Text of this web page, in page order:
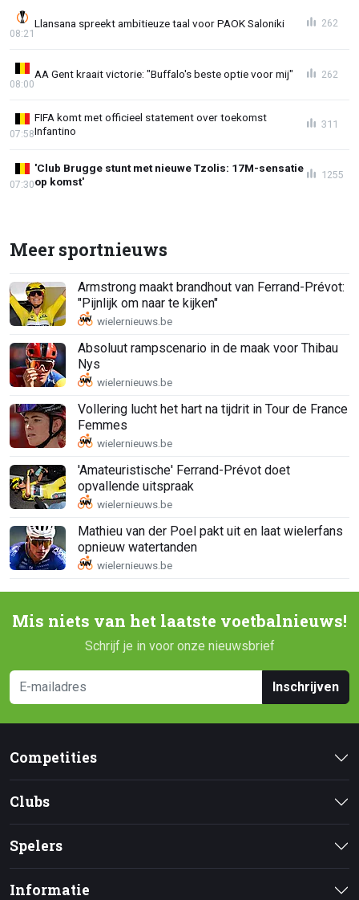
Llansana spreekt ambitieuze taal voor PAOK Saloniki
08:21
262
AA Gent kraait victorie: "Buffalo's beste optie voor mij"
08:00
262
FIFA komt met officieel statement over toekomst
Infantino
07:58
311
'Club Brugge stunt met nieuwe Tzolis: 17M-sensatie
op komst'
07:30
1255
Meer sportnieuws
Armstrong maakt brandhout van Ferrand-Prévot:
"Pijnlijk om naar te kijken"
Absoluut rampscenario in de maak voor Thibau
Nys
Vollering lucht het hart na tijdrit in Tour de France
Femmes
'Amateuristische' Ferrand-Prévot doet
opvallende uitspraak
Mathieu van der Poel pakt uit en laat wielerfans
opnieuw watertanden
Mis niets van het laatste voetbalnieuws!
Schrijf je in voor onze nieuwsbrief
Inschrijven
Competities
Clubs
Spelers
Informatie